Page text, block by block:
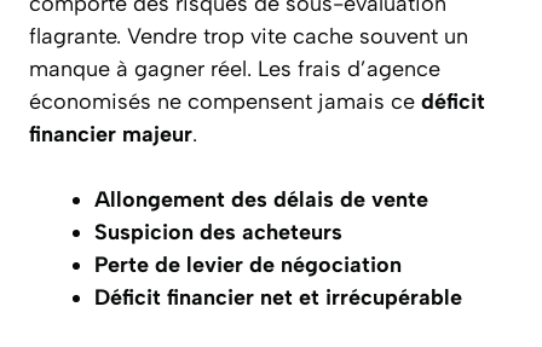
flagrante. Vendre trop vite cache souvent un
manque à gagner réel. Les frais d’agence
économisés ne compensent jamais ce déficit
financier majeur.
Allongement des délais de vente
Suspicion des acheteurs
Perte de levier de négociation
Déficit financier net et irrécupérable